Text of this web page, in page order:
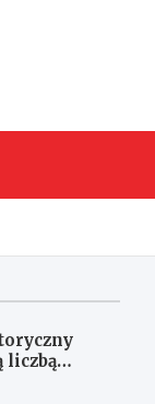
liczbą